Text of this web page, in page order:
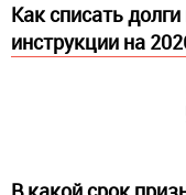
Как списать
инструкции на